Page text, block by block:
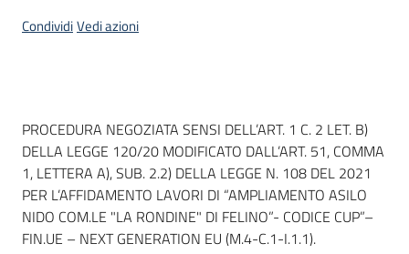
CondividiVedi azioni
Dati del bando
PROCEDURA NEGOZIATA SENSI DELL’ART. 1 C. 2 LET. B)
DELLA LEGGE 120/20 MODIFICATO DALL’ART. 51, COMMA
1, LETTERA A), SUB. 2.2) DELLA LEGGE N. 108 DEL 2021
PER L’AFFIDAMENTO LAVORI DI “AMPLIAMENTO ASILO
NIDO COM.LE "LA RONDINE" DI FELINO”- CODICE CUP”–
FIN.UE – NEXT GENERATION EU (M.4-C.1-I.1.1).